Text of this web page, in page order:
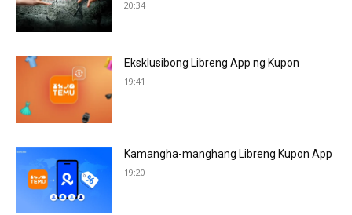
20:34
Eksklusibong Libreng App ng Kupon
19:41
Kamangha-manghang Libreng Kupon App
19:20